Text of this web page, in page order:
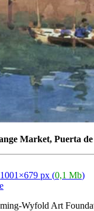
Market, Puerta de
1001×679 px (0,1 Mb)
Wyfold Art